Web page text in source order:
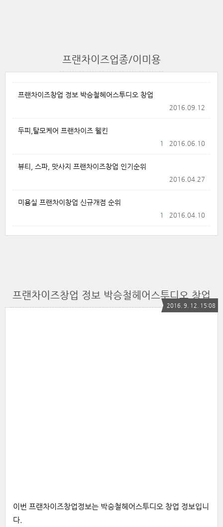
프랜차이즈업종/이미용
프랜차이즈창업 정보 박승철헤어스투디오 창업
2016.09.12
두피,탈모케어 프랜차이즈 웰킨
2016.06.10
1
뷰티, 스파, 맛사지 프랜차이즈창업 인기순위
2016.04.27
미용실 프랜차이창업 신규개점 순위
2016.04.10
1
프랜차이즈창업 정보 박승철헤어스투디오 창업
2016. 9. 12. 15:08
이번 프랜차이즈창업정보는 박승철헤어스투디오 창업 정보입니
다.